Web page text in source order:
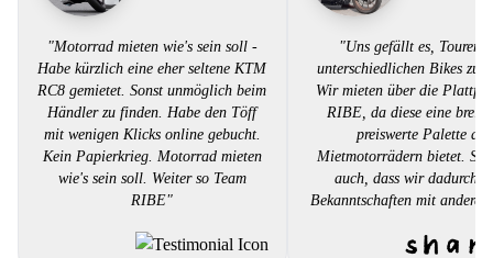
"Motorrad mieten wie's sein soll -
Habe kürzlich eine eher seltene KTM
RC8 gemietet. Sonst unmöglich beim
Händler zu finden. Habe den Töff
mit wenigen Klicks online gebucht.
Kein Papierkrieg. Motorrad mieten
wie's sein soll. Weiter so Team
RIBE"
"Uns gefällt es, Touren
unterschiedlichen Bikes zu
Wir mieten über die
RIBE, da diese eine breite
preiswerte Palette an
Mietmotorrädern bietet.
auch, dass wir dadurch
Bekanntschaften mit